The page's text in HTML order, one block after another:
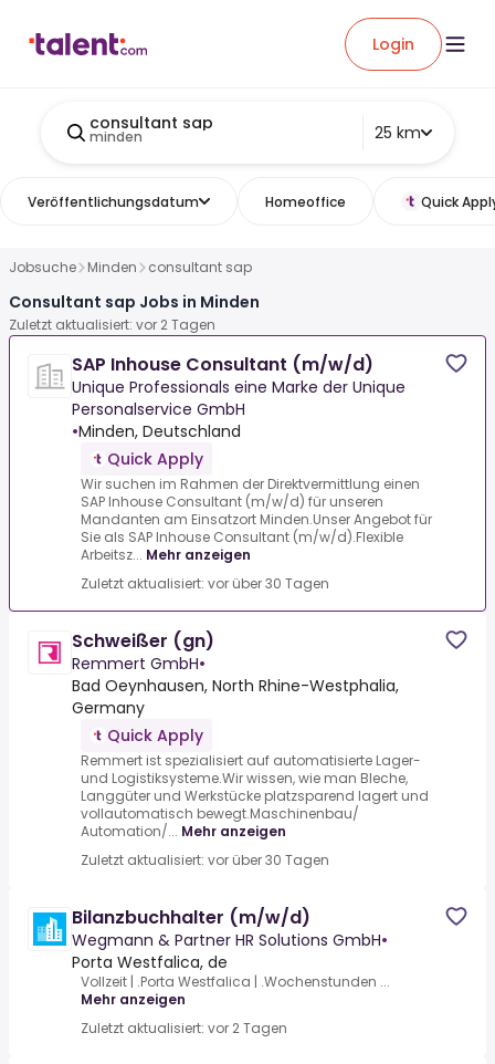
Login
consultant sap
minden 25 km
Veröffentlichungsdatum Homeoffice Quick
Jobsuche Minden consultant sap
Consultant sap Jobs in Minden
Zuletzt aktualisiert: vor 2 Tagen
SAP Inhouse Consultant (m/w/d)
Unique Professionals eine Marke der Unique
Personalservice GmbH
•Minden, Deutschland
Quick Apply
Wir suchen im Rahmen der Direktvermittlung einen
SAP Inhouse Consultant (m/w/d) für unseren
Mandanten am Einsatzort Minden.Unser Angebot für
Sie als SAP Inhouse Consultant (m/w/d).Flexible
Arbeitsz... Mehr anzeigen
Zuletzt aktualisiert: vor über 30 Tagen
Schweißer (gn)
Remmert GmbH•
Bad Oeynhausen, North Rhine-Westphalia,
Germany
Quick Apply
Remmert ist spezialisiert auf automatisierte Lager-
und Logistiksysteme.Wir wissen, wie man Bleche,
Langgüter und Werkstücke platzsparend lagert und
vollautomatisch bewegt.Maschinenbau/
Automation/... Mehr anzeigen
Zuletzt aktualisiert: vor über 30 Tagen
Bilanzbuchhalter (m/w/d)
Wegmann & Partner HR Solutions GmbH•
Porta Westfalica, de
Vollzeit | .Porta Westfalica | .Wochenstunden ...
Mehr anzeigen
Zuletzt aktualisiert: vor 2 Tagen